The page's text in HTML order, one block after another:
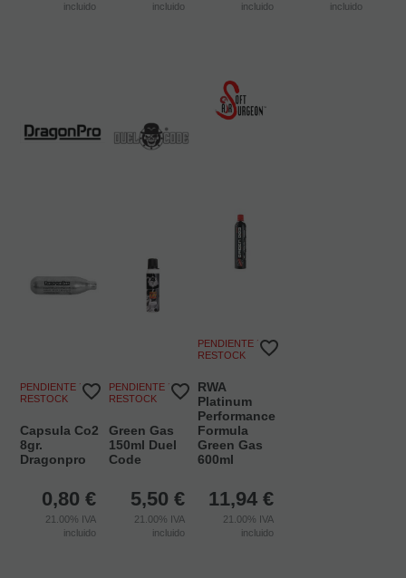
incluido
incluido
incluido
incluido
PENDIENTE DE
RESTOCK
Capsula Co2
8gr.
Dragonpro
0,80 €
21.00% IVA
incluido
PENDIENTE DE
RESTOCK
Green Gas
150ml Duel
Code
5,50 €
21.00% IVA
incluido
PENDIENTE DE
RESTOCK
RWA
Platinum
Performance
Formula
Green Gas
600ml
11,94 €
21.00% IVA
incluido